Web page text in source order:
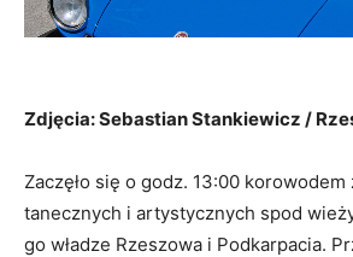
Zdjęcia: Sebastian Stankiewicz /
Zaczęło się o godz. 13:00 korowodem
tanecznych i artystycznych spod
go władze Rzeszowa i Podkarpacia.